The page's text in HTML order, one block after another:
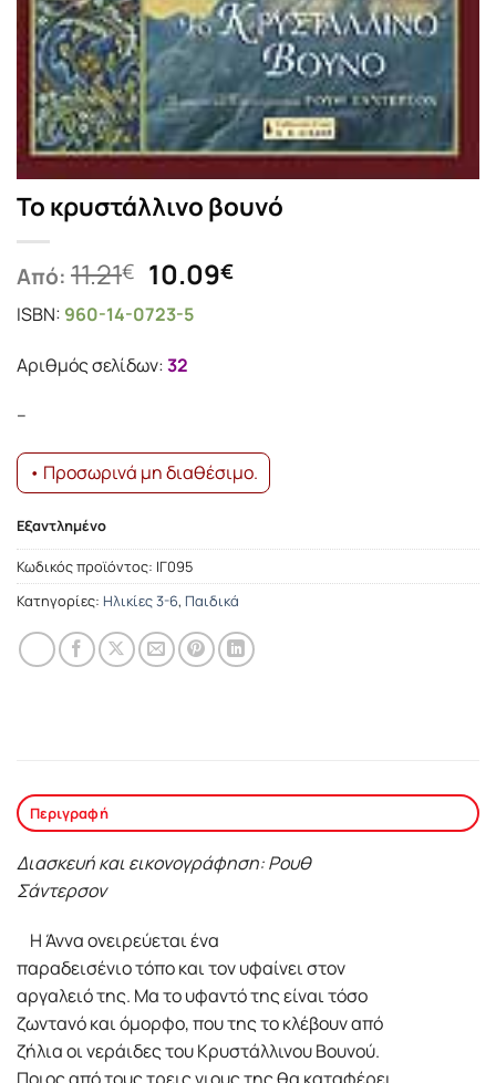
Το κρυστάλλινο βουνό
Από: 11.21€ Original
price
was:
11.21€.
10.09€Η
ISBN: 960-14-0723-5
Αριθμός σελίδων:32
–
• Προσωρινά μη διαθέσιμο.
Εξαντλημένο
Κωδικός προϊόντος: ΙΓ095
Κατηγορίες: Ηλικίες 3-6, Παιδικά
Περιγραφή
Διασκευή και εικονογράφηση: Ρουθ
Σάντερσον
Η Άννα ονειρεύεται ένα
παραδεισένιο τόπο και τον υφαίνει στον
αργαλειό της. Μα το υφαντό της είναι τόσο
ζωντανό και όμορφο, που της το κλέβουν από
ζήλια οι νεράιδες του Κρυστάλλινου Βουνού.